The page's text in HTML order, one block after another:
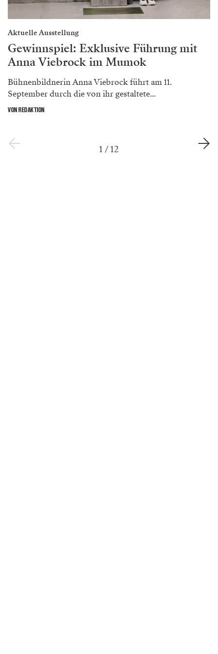
Aktuelle Ausstellung
Gewinnspiel: Exklusive Führung mit
Anna Viebrock im Mumok
Bühnenbildnerin Anna Viebrock führt am 11.
September durch die von ihr gestaltete...
VON REDAKTION
1 /12